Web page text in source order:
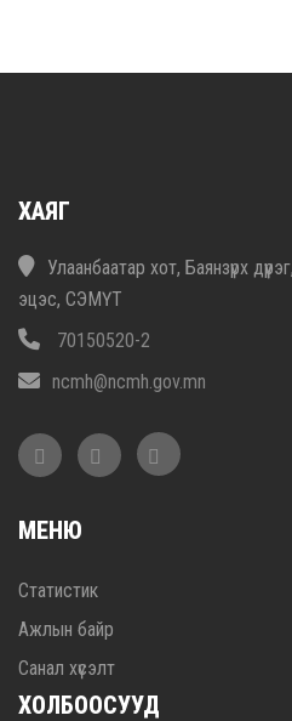
ХАЯГ
Улаанбаатар хот, Баянзүрх
эцэс, СЭМҮТ
70150520-2
ncmh@ncmh.gov.mn
МЕНЮ
Статистик
Ажлын байр
Санал хүсэлт
ХОЛБООСУУД